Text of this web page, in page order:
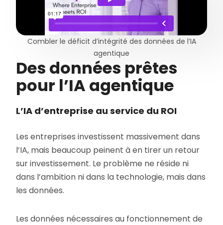
Des données prêtes
pour l’IA agentique
L’IA d’entreprise au service du ROI
Les entreprises investissent massivement dans
l’IA, mais beaucoup peinent à en tirer un retour
sur investissement. Le problème ne réside ni
dans l’ambition ni dans la technologie, mais dans
les données.
Les données nécessaires au fonctionnement de
Combler le déficit d’intégrité des données de l’IA
agentique